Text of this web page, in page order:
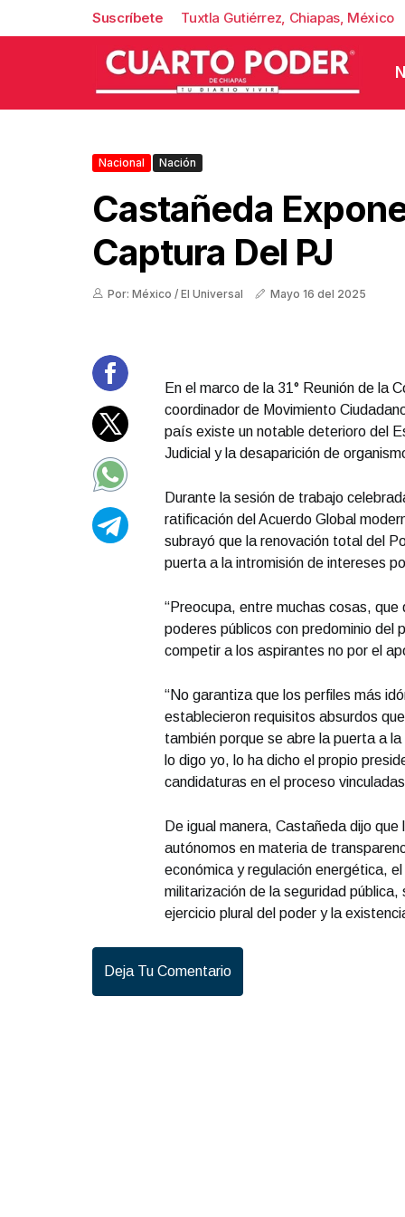
Suscríbete Tuxtla Gutiérrez, Chiapas, México
Nacional Nación
Castañeda
Captura Del PJ
Por: México / El Universal Mayo 16 del 2025
En el marco de la 31° Reunión de la
coordinador de Movimiento
país existe un notable deterioro del
Judicial y la desaparición de
Durante la sesión de trabajo
ratificación del Acuerdo Global
subrayó que la renovación total del
puerta a la intromisión de intereses
“Preocupa, entre muchas cosas,
poderes públicos con predominio del
competir a los aspirantes no por el
“No garantiza que los perfiles más
establecieron requisitos absurdos
también porque se abre la puerta a
lo digo yo, lo ha dicho el propio
candidaturas en el proceso
De igual manera, Castañeda dijo
autónomos en materia de
económica y regulación energética,
militarización de la seguridad pública,
ejercicio plural del poder y la
Deja Tu Comentario